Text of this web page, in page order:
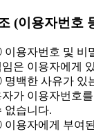
(이용자번호
용자번호 및 비
임은 이용자에게
백한 사유가 있
자가 이용자번호
없습니다.
용자에게 부여